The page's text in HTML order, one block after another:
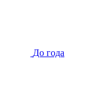
До года